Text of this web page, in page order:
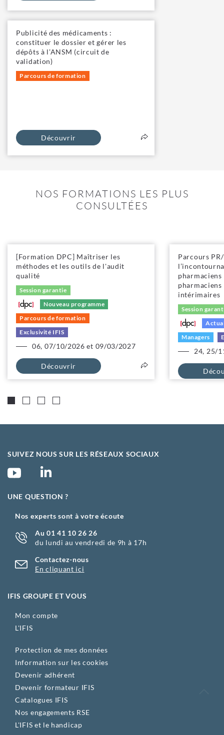
Publicité des médicaments :
constituer le dossier et gérer les
dépôts à l’ANSM (circuit de
validation)
Parcours de formation
Découvrir
NOS FORMATIONS LES PLUS
CONSULTÉES
[Formation DPC] Maîtriser les
méthodes et les outils de l'audit
qualité
Session garantie
Nouveau programme
Parcours de formation
Exclusivité IFIS
06, 07/10/2026 et 09/03/2027
Découvrir
Parcours
pharmaciens
pharmaciens
intérimaires
Session
Managers
24, 25/
IFIS GROUPE ET VOUS
Mon compte
L'IFIS
Protection de mes données
Information sur les cookies
Devenir adhérent
Devenir formateur IFIS
Catalogues IFIS
Nos engagements RSE
L'IFIS et le handicap
UNE QUESTION ?
Nos experts sont à votre écoute
Au 01 41 10 26 26
du lundi au vendredi de 9h à 17h
Contactez-nous
En cliquant ici
SUIVEZ NOUS SUR LES RÉSEAUX SOCIAUX